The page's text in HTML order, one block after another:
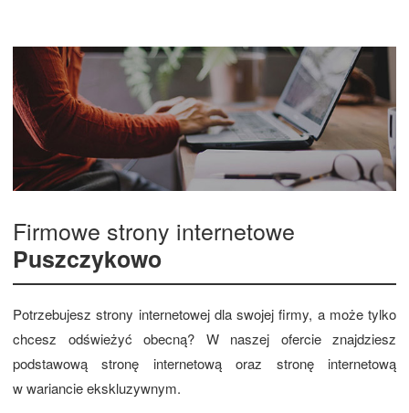
Firmowe strony internetowe
Puszczykowo
Potrzebujesz strony internetowej dla swojej firmy, a może tylko
chcesz odświeżyć obecną? W naszej ofercie znajdziesz
podstawową stronę internetową oraz stronę internetową
w wariancie ekskluzywnym.